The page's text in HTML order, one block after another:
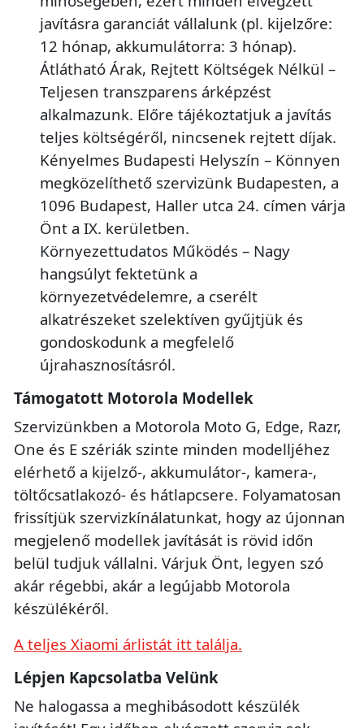
javításra garanciát vállalunk (pl. kijelzőre:
12 hónap, akkumulátorra: 3 hónap).
Átlátható Árak, Rejtett Költségek Nélkül –
Teljesen transzparens árképzést
alkalmazunk. Előre tájékoztatjuk a javítás
teljes költségéről, nincsenek rejtett díjak.
Kényelmes Budapesti Helyszín – Könnyen
megközelíthető szervizünk Budapesten, a
1096 Budapest, Haller utca 24. címen várja
Önt a IX. kerületben.
Környezettudatos Működés – Nagy
hangsúlyt fektetünk a
környezetvédelemre, a cserélt
alkatrészeket szelektíven gyűjtjük és
gondoskodunk a megfelelő
újrahasznosításról.
Támogatott Motorola Modellek
Szervizünkben a Motorola Moto G, Edge, Razr,
One és E szériák szinte minden modelljéhez
elérhető a kijelző-, akkumulátor-, kamera-,
töltőcsatlakozó- és hátlapcsere. Folyamatosan
frissítjük szervizkínálatunkat, hogy az újonnan
megjelenő modellek javítását is rövid időn
belül tudjuk vállalni. Várjuk Önt, legyen szó
akár régebbi, akár a legújabb Motorola
készülékéről.
A teljes Xiaomi árlistát itt találja.
Lépjen Kapcsolatba Velünk
Ne halogassa a meghibásodott készülék